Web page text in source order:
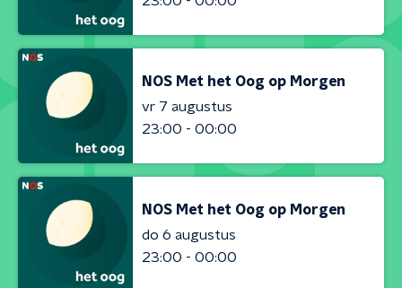
NOS Met het Oog op Morgen
vr 7 augustus
23:00 - 00:00
NOS Met het Oog op Morgen
do 6 augustus
23:00 - 00:00